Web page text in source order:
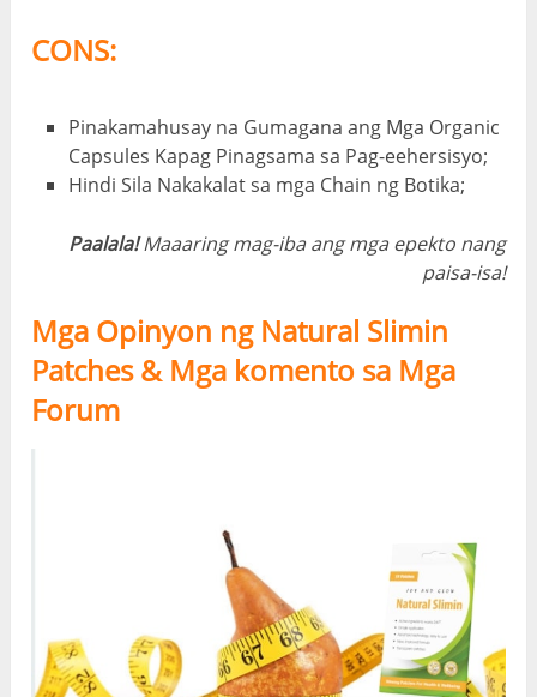
CONS:
Pinakamahusay na Gumagana ang Mga Organic
Capsules Kapag Pinagsama sa Pag-eehersisyo;
Hindi Sila Nakakalat sa mga Chain ng Botika;
Paalala!Maaaring mag-iba ang mga epekto nang
paisa-isa!
Mga Opinyon ng Natural Slimin
Patches & Mga komento sa Mga
Forum